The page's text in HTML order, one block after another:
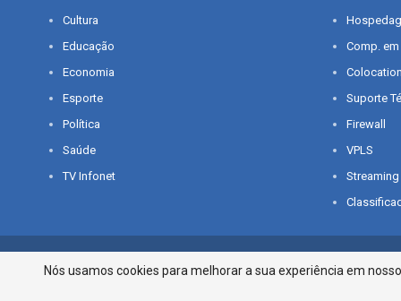
Cultura
Educação
Economia
Esporte
Política
Saúde
TV Infonet
Comp.
Suporte
Firewall
VPLS
Streaming
© 2026 - O que é notícia em Sergipe. Todos os direitos reservados.
Nós usamos cookies para melhorar a sua experiência em